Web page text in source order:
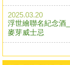
2025.03.20
浮世繪聯名紀念酒
麥芽威士忌